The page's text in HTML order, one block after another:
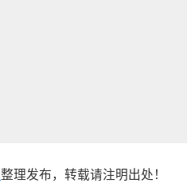
整理发布，转载请注明出处！